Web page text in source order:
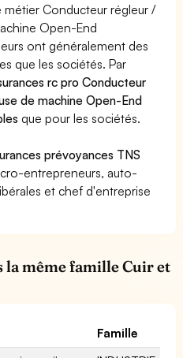
Conducteur régleur /
Open-End
ont généralement des
que les sociétés. Par
rc pro Conducteur
de machine Open-End
que pour les sociétés.
prévoyances TNS
entrepreneurs, auto-
et chef d'entreprise
la même famille Cuir et
Famille